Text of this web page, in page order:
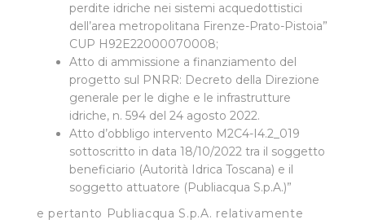
perdite idriche nei sistemi acquedottistici
dell’area metropolitana Firenze-Prato-Pistoia”
CUP H92E22000070008;
Atto di ammissione a finanziamento del
progetto sul PNRR: Decreto della Direzione
generale per le dighe e le infrastrutture
idriche, n. 594 del 24 agosto 2022.
Atto d’obbligo intervento M2C4-I4.2_019
sottoscritto in data 18/10/2022 tra il soggetto
beneficiario (Autorità Idrica Toscana) e il
soggetto attuatore (Publiacqua S.p.A.)”
e pertanto Publiacqua S.p.A. relativamente